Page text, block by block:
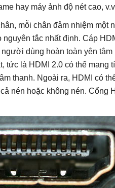
hay máy ảnh độ nét cao,
mỗi chân đảm nhiệm một
nguyên tắc nhất định. Cáp
dùng hoàn toàn yên
tức là HDMI 2.0 có thể mang
thanh. Ngoài ra, HDMI có
nén hoặc không nén. Cổng